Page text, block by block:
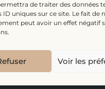
de traiter des données
uniques sur ce site. Le fait de
peut avoir un effet négatif
Voir les
En savoir plus
Design par Clara